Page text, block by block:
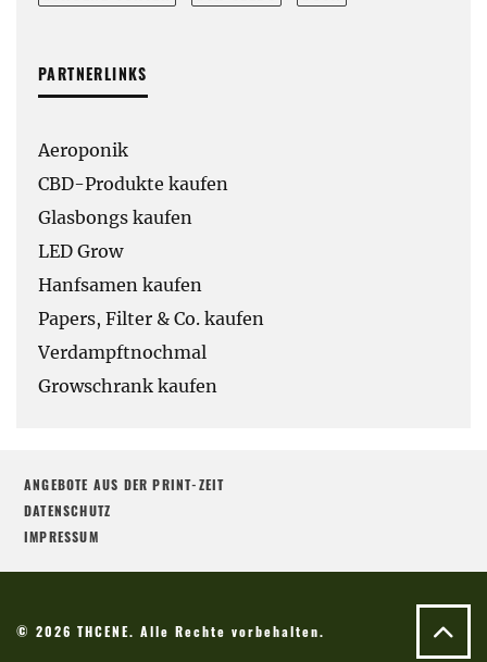
PARTNERLINKS
Aeroponik
CBD-Produkte kaufen
Glasbongs kaufen
LED Grow
Hanfsamen kaufen
Papers, Filter & Co. kaufen
Verdampftnochmal
Growschrank kaufen
ANGEBOTE AUS DER PRINT-ZEIT
DATENSCHUTZ
IMPRESSUM
© 2026 THCENE. Alle Rechte vorbehalten.